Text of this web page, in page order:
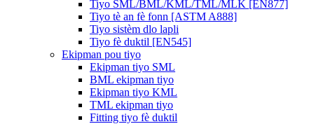
Tiyo SML/BML/KML/TML/MLK [EN877]
Tiyo tè an fè fonn [ASTM A888]
Tiyo sistèm dlo lapli
Tiyo fè duktil [EN545]
Ekipman pou tiyo
Ekipman tiyo SML
BML ekipman tiyo
Ekipman tiyo KML
TML ekipman tiyo
Fitting tiyo fè duktil